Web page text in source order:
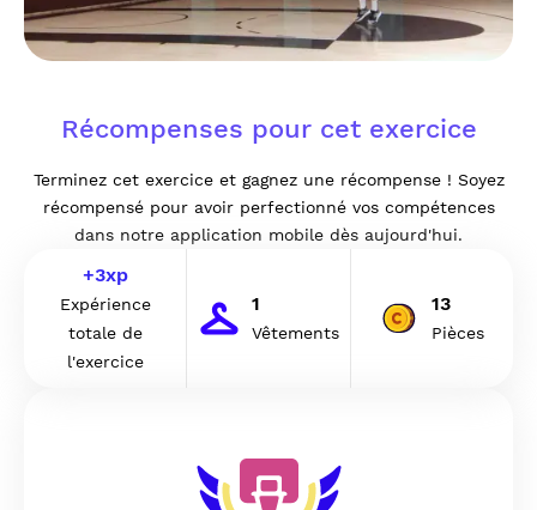
Récompenses pour cet exercice
Terminez cet exercice et gagnez une récompense ! Soyez
récompensé pour avoir perfectionné vos compétences
dans notre application mobile dès aujourd'hui.
+3xp
Expérience
totale de
l'exercice
1
Vêtements
13
Pièces